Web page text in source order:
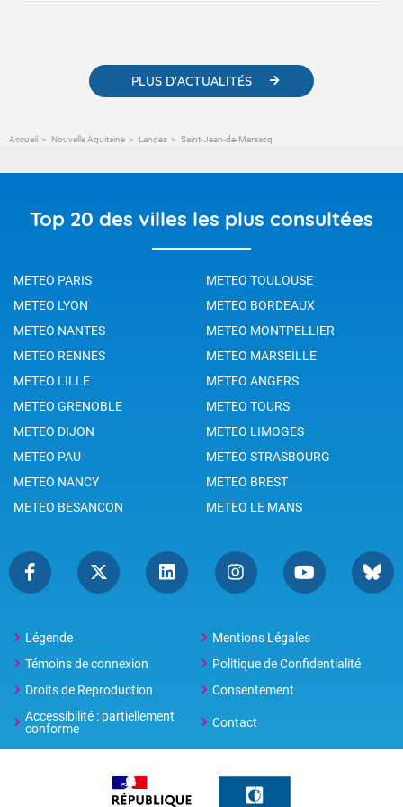
PLUS D'ACTUALITÉS
Accueil Nouvelle Aquitaine Landes Saint-Jean-de-Marsacq
Top 20 des villes les plus consultées
METEO PARIS
METEO TOULOUSE
METEO LYON
METEO BORDEAUX
METEO NANTES
METEO MONTPELLIER
METEO RENNES
METEO MARSEILLE
METEO LILLE
METEO ANGERS
METEO GRENOBLE
METEO TOURS
METEO DIJON
METEO LIMOGES
METEO PAU
METEO STRASBOURG
METEO NANCY
METEO BREST
METEO BESANCON
METEO LE MANS
Légende
Mentions Légales
Témoins de connexion
Politique de Confidentialité
Droits de Reproduction
Consentement
Accessibilité : partiellement
conforme
Contact